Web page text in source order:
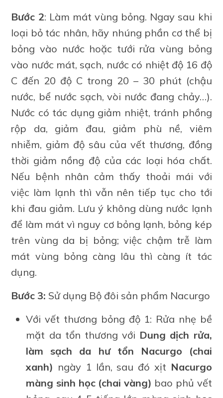
Bước 2: Làm mát vùng bỏng. Ngay sau khi
loại bỏ tác nhân, hãy nhúng phần cơ thể bị
bỏng vào nước hoặc tưới rửa vùng bỏng
vào nước mát, sạch, nước có nhiệt độ 16 độ
C đến 20 độ C trong 20 – 30 phút (chậu
nước, bể nước sạch, vòi nước đang chảy…).
Nước có tác dụng giảm nhiệt, tránh phồng
rộp da, giảm đau, giảm phù nề, viêm
nhiễm, giảm độ sâu của vết thương, đồng
thời giảm nồng độ của các loại hóa chất.
Nếu bệnh nhân cảm thấy thoải mái với
việc làm lạnh thì vẫn nên tiếp tục cho tới
khi đau giảm. Lưu ý không dùng nước lạnh
để làm mát vì nguy cơ bỏng lạnh, bỏng kép
trên vùng da bị bỏng; việc chậm trễ làm
mát vùng bỏng càng lâu thì càng ít tác
dụng.
Bước 3: Sử dụng Bộ đôi sản phẩm Nacurgo
Với vết thương bỏng độ 1: Rửa nhẹ bề
mặt da tổn thương với Dung dịch rửa,
làm sạch da hư tổn Nacurgo (chai
xanh) ngày 1 lần, sau đó xịt Nacurgo
màng sinh học (chai vàng) bao phủ vết